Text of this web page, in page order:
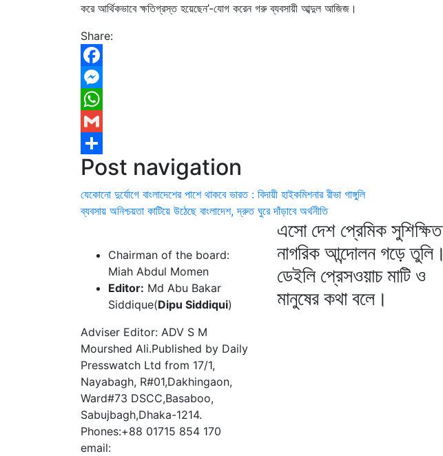
করে আর্থিকভাবে ক্ষতিগ্রস্ত হয়েছেন’-যোগ করেন গরু ব্যবসায়ী আব্দুল আজিজ।
Share:
Facebook
Messenger
WhatsApp
Gmail
Share
Post navigation
যেকোনো দুর্যোগে বাংলাদেশের পাশে থাকবে ভারত : বিদায়ী হাইকমিশনার রীভা গাঙ্গুলি
ব্যবসায় অনিশ্চয়তা কাটিয়ে উঠেছে বাংলাদেশ, দ্রুত ঘুরে দাঁড়াবে অর্থনীতি
Chairman of the board:
Miah Abdul Momen
Editor: Md Abu Bakar
Siddique(Dipu Siddiqui)
Adviser Editor: ADV S M
Mourshed Ali.Published by Daily
Presswatch Ltd from 17/1,
Nayabagh, R#01,Dakhingaon,
Ward#73 DSCC,Basaboo,
Sabujbagh,Dhaka-1214.
Phones:+88 01715 854 170
email:
এসো দেশ প্রেমিক সুশিক্ষিত
নাগরিক আন্দোলন গড়ে তুলি।
ডেইলি প্রেসওয়াচ মাটি ও
মানুষের কথা বলে।